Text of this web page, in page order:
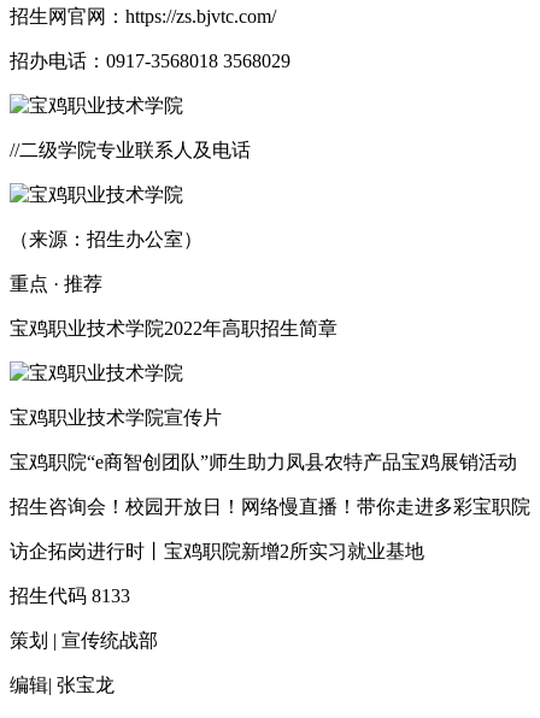
招生网官网：https://zs.bjvtc.com/
招办电话：0917-3568018 3568029
//二级学院专业联系人及电话
（来源：招生办公室）
重点 · 推荐
宝鸡职业技术学院2022年高职招生简章
宝鸡职业技术学院宣传片
宝鸡职院“e商智创团队”师生助力凤县农特产品宝鸡展销活动
招生咨询会！校园开放日！网络慢直播！带你走进多彩宝职院
访企拓岗进行时丨宝鸡职院新增2所实习就业基地
招生代码 8133
策划 | 宣传统战部
编辑| 张宝龙